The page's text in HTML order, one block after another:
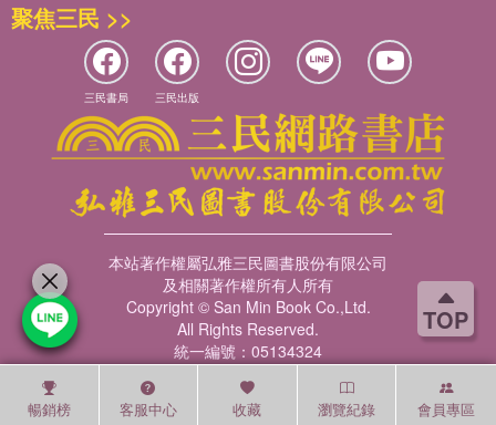
TOP
暢銷榜 客服中心 收藏 瀏覽紀錄 會員專區
聚焦三民 >>
三民書局 三民出版
本站著作權屬弘雅三民圖書股份有限公司
及相關著作權所有人所有
Copyright © San Min Book Co.,Ltd.
All Rights Reserved.
統一編號：05134324